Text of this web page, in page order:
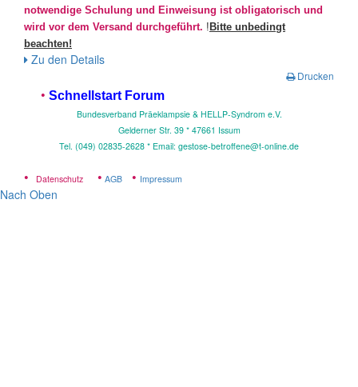
notwendige Schulung und Einweisung ist obligatorisch und
wird vor dem Versand durchgeführt. !Bitte unbedingt
beachten!
Zu den Details
Drucken
• Schnellstart Forum
Bundesverband Präeklampsie & HELLP-Syndrom e.V.
Gelderner Str. 39 * 47661 Issum
Tel. (049) 02835-2628 * Email: gestose-betroffene@t-online.de
• Datenschutz • AGB • Impressum
Nach Oben